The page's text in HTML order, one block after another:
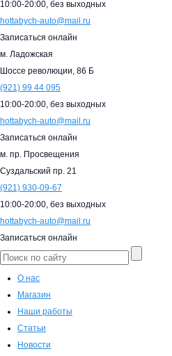
10:00-20:00, без выходных
hottabych-auto@mail.ru
Записаться онлайн
м. Ладожская
Шоссе революции, 86 Б
(921) 99 44 095
10:00-20:00, без выходных
hottabych-auto@mail.ru
Записаться онлайн
м. пр. Просвещения
Суздальский пр. 21
(921) 930-09-67
10:00-20:00, без выходных
hottabych-auto@mail.ru
Записаться онлайн
О нас
Магазин
Наши работы
Статьи
Новости